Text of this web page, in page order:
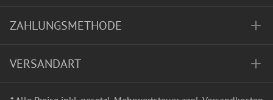
ZAHLUNGSMETHODE
VERSANDART